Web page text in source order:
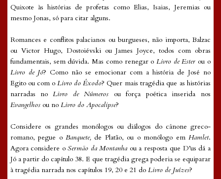
Quixote às histórias de profetas como Elias, Isaias, Jeremias ou
mesmo Jonas, só para citar alguns.
Romances e conflitos palacianos ou burgueses, não importa, Balzac
ou Victor Hugo, Dostoiévski ou James Joyce, todos com obras
fundamentais, sem dúvida. Mas como renegar o Livro de Ester ou o
Livro de Jó? Como não se emocionar com a história de José no
Egito ou com o Livro do Êxodo? Quer mais tragédia que as histórias
narradas no Livro de Números ou força poética inserida nos
Evangelhos ou no Livro do Apocalipse?
Considere os grandes monólogos ou diálogos do cânone greco-
romano, pegue o Banquete, de Platão, ou o monólogo em Hamlet.
Agora considere o Sermão da Montanha ou a resposta que D’us dá a
Jó a partir do capítulo 38. E que tragédia grega poderia se equiparar
à tragédia narrada nos capítulos 19, 20 e 21 do Livro de Juízes?